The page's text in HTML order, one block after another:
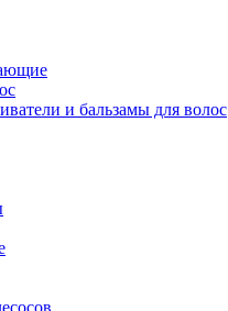
и бальзамы для волос